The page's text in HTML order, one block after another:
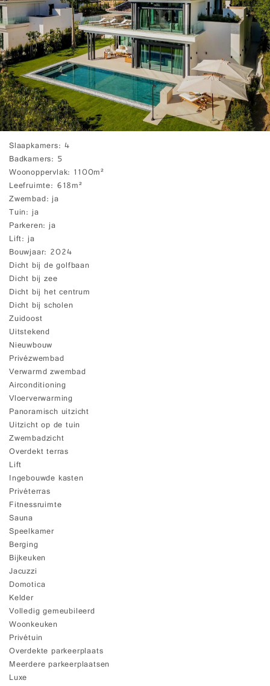
Slaapkamers 4
Badkamers 5
Woonoppervlak 1100m²
Leefruimte 618m²
Zwembad ja
Tuin ja
Parkeren ja
Lift ja
Bouwjaar 2024
Dicht bij de golfbaan
Dicht bij zee
Dicht bij het centrum
Dicht bij scholen
Zuidoost
Uitstekend
Nieuwbouw
Privézwembad
Verwarmd zwembad
Airconditioning
Vloerverwarming
Panoramisch uitzicht
Uitzicht op de tuin
Zwembadzicht
Overdekt terras
Lift
Ingebouwde kasten
Privéterras
Fitnessruimte
Sauna
Speelkamer
Berging
Bijkeuken
Jacuzzi
Domotica
Kelder
Volledig gemeubileerd
Woonkeuken
Privétuin
Overdekte parkeerplaats
Meerdere parkeerplaatsen
Luxe